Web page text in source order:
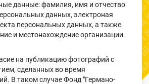
отчество
персональных данных, а также
и местонахождение организации.
на публикацию фотографий с
сделанных во время
В таком случае Фонд "Германо-